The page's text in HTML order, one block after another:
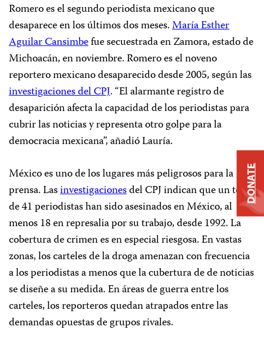
Romero es el segundo periodista mexicano que
desaparece en los últimos dos meses.María Esther
Aguilar Cansimbefue secuestrada en Zamora, estado de
Michoacán, en noviembre. Romero es el noveno
reportero mexicano desaparecido desde 2005, según las
investigaciones del CPJ. “El alarmante registro de
desaparición afecta la capacidad de los periodistas para
cubrir las noticias y representa otro golpe para la
democracia mexicana”, añadió Lauría.
México es uno de los lugares más peligrosos para la
prensa. Lasinvestigacionesdel CPJ indican que un total
de 41 periodistas han sido asesinados en México, al
menos 18 en represalia por su trabajo, desde 1992. La
cobertura de crimen es en especial riesgosa. En vastas
zonas, los carteles de la droga amenazan con frecuencia
a los periodistas a menos que la cubertura de de noticias
se diseñe a su medida. En áreas de guerra entre los
carteles, los reporteros quedan atrapados entre las
demandas opuestas de grupos rivales.
DONATE